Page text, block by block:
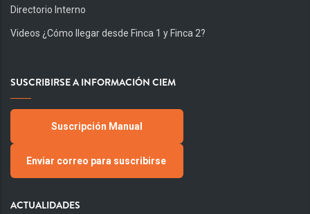
Directorio Interno
Videos ¿Cómo llegar desde Finca 1 y Finca 2?
SUSCRIBIRSE A INFORMACIÓN CIEM
Suscripción Manual
Enviar correo para suscribirse
ACTUALIDADES